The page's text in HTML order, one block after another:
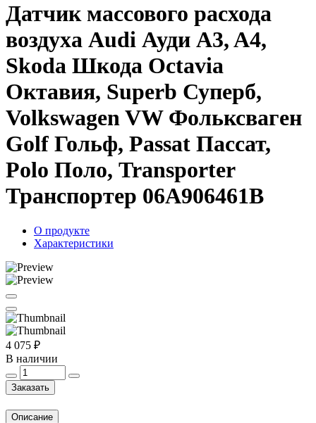
Датчик массового расхода
воздуха Audi Ауди A3, A4,
Skoda Шкода Octavia
Октавия, Superb Суперб,
Volkswagen VW Фольксваген
Golf Гольф, Passat Пассат,
Polo Поло, Transporter
Транспортер 06A906461B
О продукте
Характеристики
4 075 ₽
В наличии
Заказать
Описание